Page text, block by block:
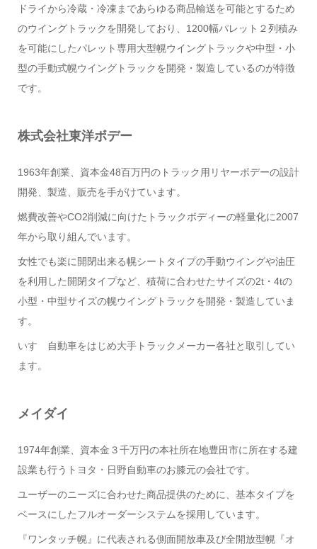
ドライから冷蔵・冷凍まであらゆる商品輸送を可能とするため
のウイングトラックを開発しており、1200幅パレット２列積み
を可能にしたパレット専用大型幌ウイングトラックや中型・小
型の手動式幌ウイングトラックを開発・製造しているのが特徴
です。
株式会社東洋ボデー
1963年創業、資本金48百万円のトラック用リヤーボデーの設計
開発、製造、販売を手がけています。
燃費改善やCO2削減に向けたトラックボディーの軽量化に2007
年から取り組んでいます。
女性でも楽に開閉出来る幌シートタイプの手動ウイングや油圧
を利用した開閉タイプなど、積荷に合わせたサイズの2t・4tの
小型・中型サイズの幌ウイングトラックを開発・製造していま
す。
いすゞ自動車をはじめ大手トラックメーカー各社と取引してい
ます。
メイダイ
1974年創業、資本金３千万円の本社所在地豊田市に所在する建
設業も行うトヨタ・日野自動車のお膝元の会社です。
ユーザーのニーズに合わせた商品提供のために、基本タイプを
ベースにしたフルオーダーシステムを採用しています。
『ワンタッチ幌』に代表される側面開放車及び全開放型幌『オ